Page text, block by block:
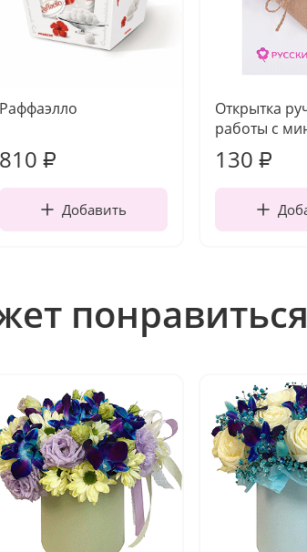
Раффаэлло
810 ₽
Добавить
Открытка
работы с
130 ₽
понравиться